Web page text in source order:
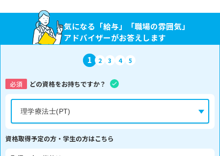
気になる「給与」「職場の雰囲気」
アドバイザーがお答えします
1 2 3 4 5
必須 どの資格をお持ちですか？
資格取得予定の方・学生の方はこちら